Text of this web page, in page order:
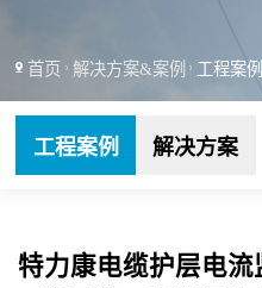
首页 解决方案&案例 工程案例
工程案例 解决方案
特力康电缆护层电